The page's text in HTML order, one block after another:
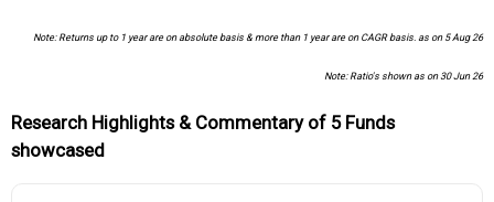
Note: Returns up to 1 year are on absolute basis & more than 1 year are on CAGR basis. as on 5 Aug 26
Note: Ratio's shown as on 30 Jun 26
Research Highlights & Commentary of 5 Funds
showcased